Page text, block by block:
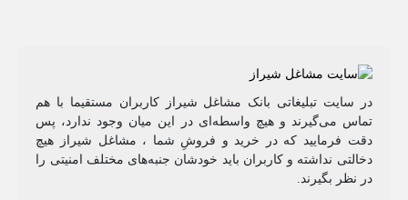
در سایت تبلیغاتی بانک مشاغل شیراز کاربران مستقیما با هم
تماس می‌گیرند و هیچ واسطه‌ای در این میان وجود ندارد، پس
دقت فرمایید که در خرید و فروشِ شما ، مشاغل شیراز هیچ
دخالتی نداشته و کاربران باید خودشان جنبه‌های مختلف امنیتی را
در نظر بگیرند.